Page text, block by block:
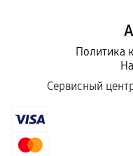
Политика
Сервисный